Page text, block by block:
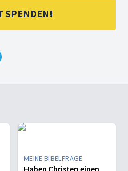
SPENDEN!
MEINE BIBELFRAGE
Haben Christen einen